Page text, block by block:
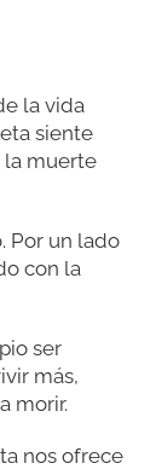
la vida
siente
la muerte
Por un lado
con la
ser
más,
morir.
nos ofrece